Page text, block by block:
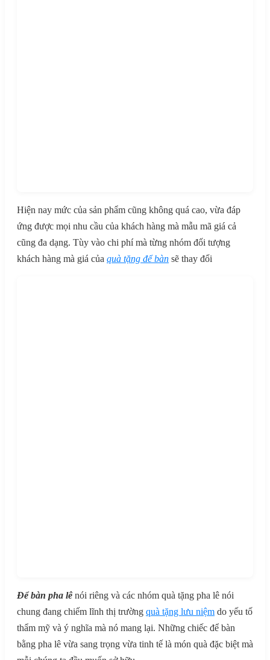
Hiện nay mức của sản phẩm cũng không quá cao, vừa đáp
ứng được mọi nhu cầu của khách hàng mà mẫu mã giá cả
cũng đa dạng. Tùy vào chi phí mà từng nhóm đối tượng
khách hàng mà giá của quà tặng để bàn sẽ thay đổi
Để bàn pha lê nói riêng và các nhóm quà tặng pha lê nói
chung đang chiếm lĩnh thị trường quà tặng lưu niệm do yếu tố
thẩm mỹ và ý nghĩa mà nó mang lại. Những chiếc để bàn
bằng pha lê vừa sang trọng vừa tinh tế là món quà đặc biệt mà